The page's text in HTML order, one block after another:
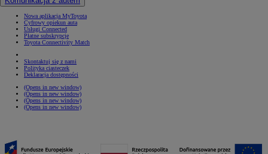
Nowa aplikacja MyToyota
Cyfrowy opiekun auta
Usługi Connected
Płatne subskrypcje
Toyota Connectivity Match
Skontaktuj się z nami
Polityka ciasteczek
Deklaracja dostępności
(Opens in new window)
(Opens in new window)
(Opens in new window)
(Opens in new window)